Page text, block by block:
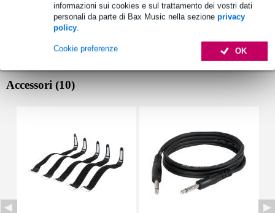
informazioni sui cookies e sul trattamento dei vostri dati
personali da parte di Bax Music nella sezione privacy
policy.
OK
Cookie preferenze
Accessori (10)